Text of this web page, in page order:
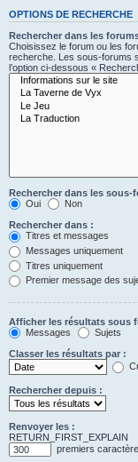
OPTIONS DE RECHERCHE
Rechercher dans les
Choisissez le forum ou les
recherche. Les sous-forums
l’option ci-dessous «
Rechercher dans les sous-
Oui
Non
Rechercher dans :
Titres et messages
Messages uniquement
Titres uniquement
Premier message des
Afficher les résultats sous
Messages
Sujets
Classer les résultats par :
Rechercher depuis :
Renvoyer les :
RETURN_FIRST_EXPLAIN
premiers